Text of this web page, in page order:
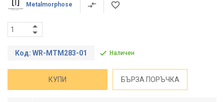
Metalmorphose
Код: WR-MTM283-01 Наличен
КУПИ БЪРЗА ПОРЪЧКА